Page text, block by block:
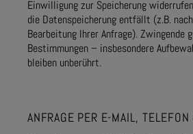
Einwilligung zur Speicherung
die Datenspeicherung entfällt (z.B.
Bearbeitung Ihrer Anfrage). Zwingende
Bestimmungen – insbesondere
bleiben unberührt.
ANFRAGE PER E-MAIL, TELEFON